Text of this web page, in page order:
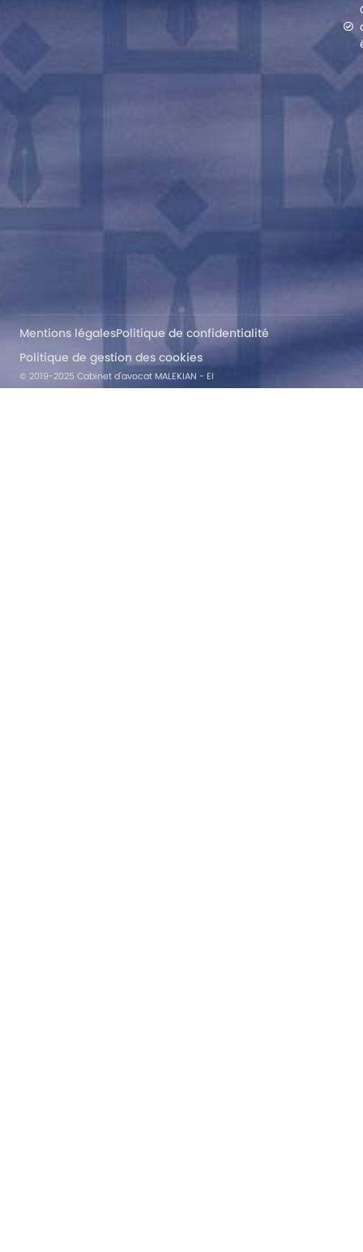
© 2019-2025 Cabinet d'avocat MALEKIAN - EI
Mentions légalesPolitique de confidentialité
Politique de gestion des cookies